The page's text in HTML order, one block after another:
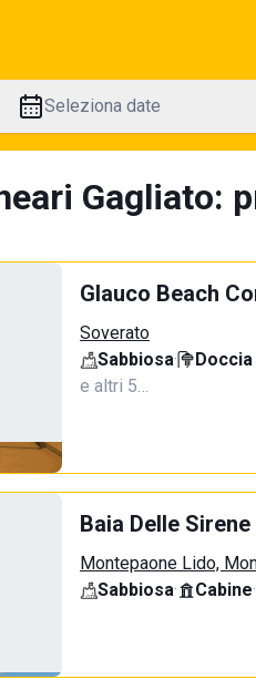
Seleziona date
Gagliato:
Glauco Beach
Soverato
Sabbiosa·
e altri 5…
Baia Delle Sirene
Montepaone Lido,
Sabbiosa· Cabine·